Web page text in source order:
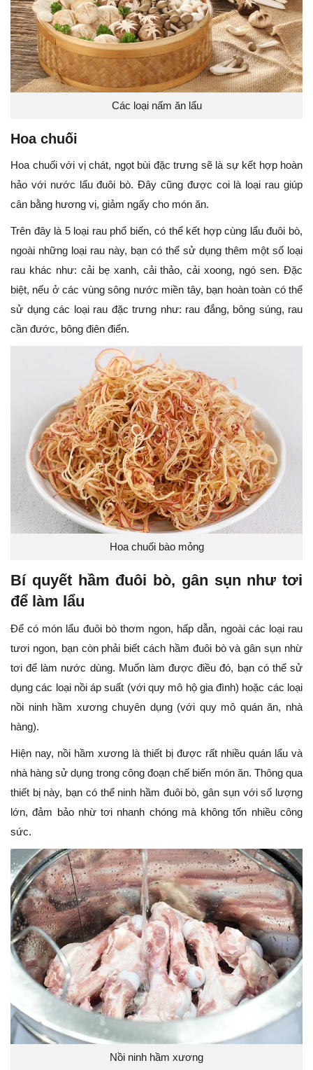
Các loại nấm ăn lẩu
Hoa chuối
Hoa chuối với vị chát, ngọt bùi đặc trưng sẽ là sự kết hợp hoàn
hảo với nước lẩu đuôi bò. Đây cũng được coi là loại rau giúp
cân bằng hương vị, giảm ngấy cho món ăn.
Trên đây là 5 loại rau phổ biến, có thể kết hợp cùng lẩu đuôi bò,
ngoài những loại rau này, bạn có thể sử dụng thêm một số loại
rau khác như: cải bẹ xanh, cải thảo, cải xoong, ngó sen. Đặc
biệt, nếu ở các vùng sông nước miền tây, bạn hoàn toàn có thể
sử dụng các loại rau đặc trưng như: rau đắng, bông súng, rau
cần đước, bông điên điển.
Hoa chuối bào mỏng
Bí quyết hầm đuôi bò, gân sụn như tơi
để làm lẩu
Để có món lẩu đuôi bò thơm ngon, hấp dẫn, ngoài các loại rau
tươi ngon, bạn còn phải biết cách hầm đuôi bò và gân sụn nhừ
tơi để làm nước dùng. Muốn làm được điều đó, bạn có thể sử
dụng các loại nồi áp suất (với quy mô hộ gia đình) hoặc các loại
nồi ninh hầm xương chuyên dụng (với quy mô quán ăn, nhà
hàng).
Hiện nay, nồi hầm xương là thiết bị được rất nhiều quán lẩu và
nhà hàng sử dụng trong công đoạn chế biến món ăn. Thông qua
thiết bị này, bạn có thể ninh hầm đuôi bò, gân sụn với số lượng
lớn, đảm bảo nhừ tơi nhanh chóng mà không tốn nhiều công
sức.
Nồi ninh hầm xương